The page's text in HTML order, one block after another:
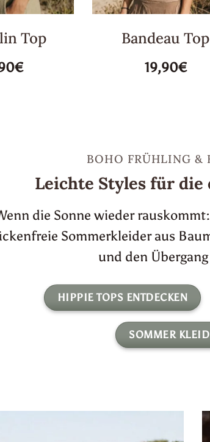
Top Bandeau Top
19,90€
BOHO FRÜHLING &
Leichte Styles für die
die Sonne wieder
Sommerkleider aus
und den
HIPPIE TOPS ENTDECKEN
SOMMER